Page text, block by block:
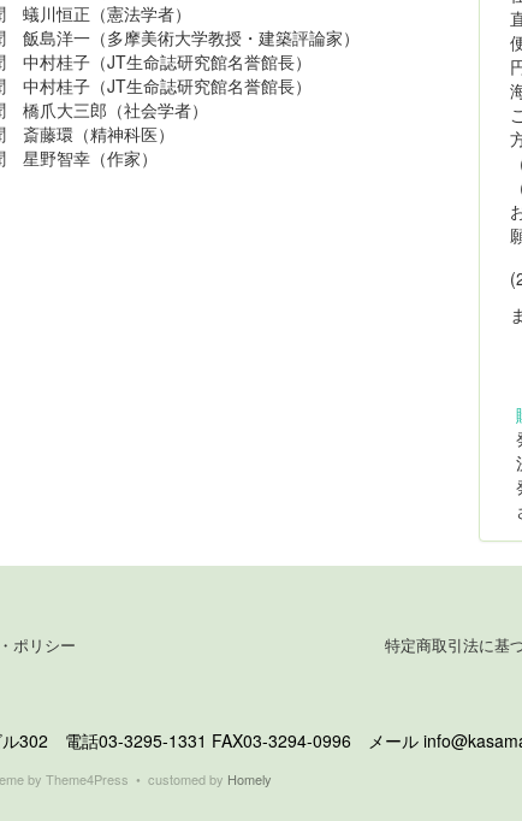
蟻川恒正（憲法学者）
飯島洋一（多摩美術大学教授・建築評論家）
中村桂子（JT生命誌研究館名誉館長）
中村桂子（JT生命誌研究館名誉館長）
橋爪大三郎（社会学者）
斎藤環（精神科医）
星野智幸（作家）
ポリシー 特定商取引法に基
302 電話03-3295-1331 FAX03-3294-0996 メール
by Theme4Press • customed by Homely